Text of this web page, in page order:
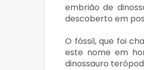
embrião de
descoberto em
O fóssil, que foi
este nome em
dinossauro